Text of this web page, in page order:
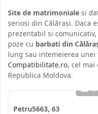
Site de matrimoniale si
seriosi din Călăraşi. Daca
prezentabil si
poze cu barbati din
lung sau intemeierea
Compatibilitate.ro, cel
Republica Moldova.
3
Petru5663, 63